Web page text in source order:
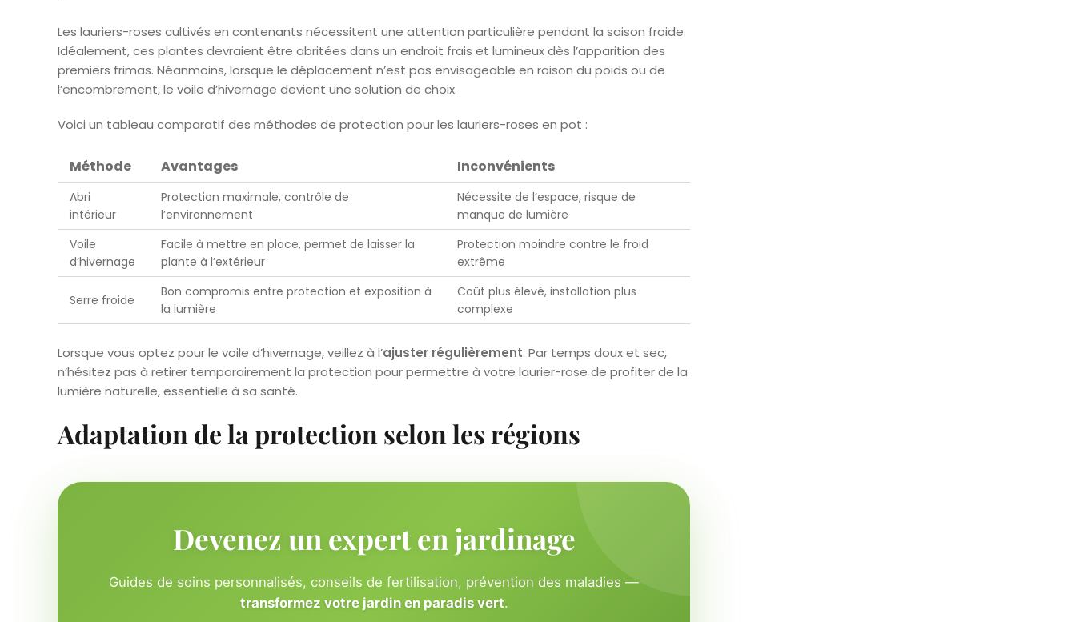
Les lauriers-roses cultivés en contenants nécessitent une attention particulière pendant la saison froide.
Idéalement, ces plantes devraient être abritées dans un endroit frais et lumineux dès l’apparition des
premiers frimas. Néanmoins, lorsque le déplacement n’est pas envisageable en raison du poids ou de
l’encombrement, le voile d’hivernage devient une solution de choix.
Voici un tableau comparatif des méthodes de protection pour les lauriers-roses en pot :
Méthode Avantages Inconvénients
Abri
intérieur
Protection maximale, contrôle de
l’environnement
Nécessite de l’espace, risque de
manque de lumière
Voile
d’hivernage
Facile à mettre en place, permet de laisser la
plante à l’extérieur
Protection moindre contre le froid
extrême
Serre froide
Bon compromis entre protection et exposition à
la lumière
Coût plus élevé, installation plus
complexe
Lorsque vous optez pour le voile d’hivernage, veillez à l’ajuster régulièrement. Par temps doux et sec,
n’hésitez pas à retirer temporairement la protection pour permettre à votre laurier-rose de profiter de la
lumière naturelle, essentielle à sa santé.
Adaptation de la protection selon les régions
Devenez un expert en jardinage
Guides de soins personnalisés, conseils de fertilisation, prévention des maladies —
transformez votre jardin en paradis vert.